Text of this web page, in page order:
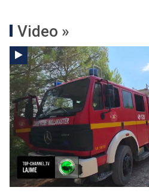
Video »